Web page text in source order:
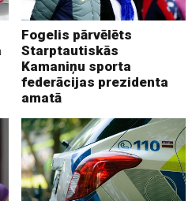
Fogelis pārvēlēts
Starptautiskās
Kamaniņu sporta
federācijas prezidenta
amatā